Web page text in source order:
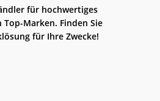
für hochwertiges
Marken. Finden Sie
für Ihre Zwecke!